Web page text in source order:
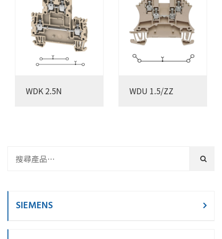
WDK 2.5N WDU 1.5/ZZ
SIEMENS